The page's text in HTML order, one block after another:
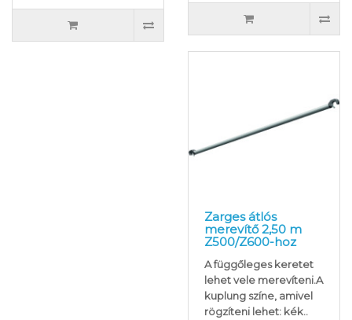
Zarges átlós
merevítő 2,50 m
Z500/Z600-hoz
A függőleges keretet
lehet vele merevíteni.A
kuplung színe, amivel
rögzíteni lehet: kék..